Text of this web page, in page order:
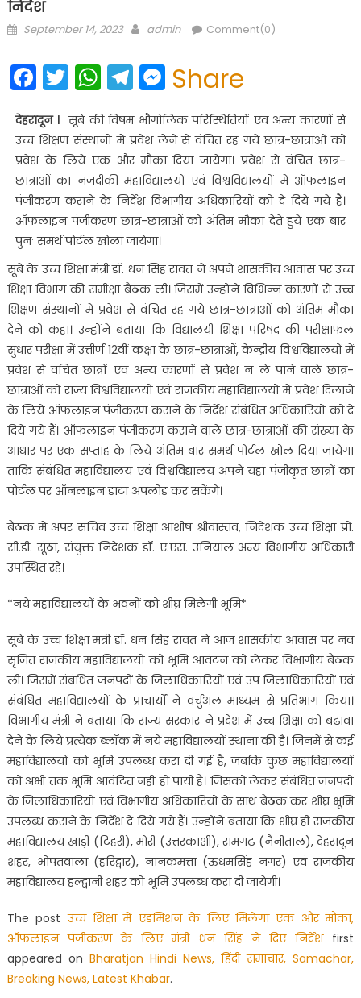
निर्देश
Posted
September 14, 2023 Author
admin Comment(0)
Facebook
Twitter
WhatsApp
Telegram
Messenger
Share
देहरादून । सूबे की विषम भौगोलिक परिस्थितियों एवं अन्य कारणों से
उच्च शिक्षण संस्थानों में प्रवेश लेने से वंचित रह गये छात्र-छात्राओं को
प्रवेश के लिये एक और मौका दिया जायेगा। प्रवेश से वंचित छात्र-
छात्राओं का नजदीकी महाविद्यालयों एवं विश्वविद्यालयों में ऑफलाइन
पंजीकरण कराने के निर्देश विभागीय अधिकारियों को दे दिये गये हैं।
ऑफलाइन पंजीकरण छात्र-छात्राओं को अंतिम मौका देते हुये एक बार
पुनः समर्थ पोर्टल खोला जायेगा।
सूबे के उच्च शिक्षा मंत्री डॉ. धन सिंह रावत ने अपने शासकीय आवास पर उच्च
शिक्षा विभाग की समीक्षा बैठक ली। जिसमें उन्होंने विभिन्न कारणों से उच्च
शिक्षण संस्थानों में प्रवेश से वंचित रह गये छात्र-छात्राओं को अंतिम मौका
देने को कहा। उन्होंने बताया कि विद्यालयी शिक्षा परिषद की परीक्षाफल
सुधार परीक्षा में उत्तीर्ण 12वीं कक्षा के छात्र-छात्राओं, केन्द्रीय विश्वविद्यालयों में
प्रवेश से वंचित छात्रों एवं अन्य कारणों से प्रवेश न ले पाने वाले छात्र-
छात्राओं को राज्य विश्वविद्यालयों एवं राजकीय महाविद्यालयों में प्रवेश दिलाने
के लिये ऑफलाइन पंजीकरण कराने के निर्देश संबंधित अधिकारियों को दे
दिये गये हैं। ऑफलाइन पंजीकरण कराने वाले छात्र-छात्राओं की संख्या के
आधार पर एक सप्ताह के लिये अंतिम बार समर्थ पोर्टल खोल दिया जायेगा
ताकि संबंधित महाविद्यालय एवं विश्वविद्यालय अपने यहां पंजीकृत छात्रों का
पोर्टल पर ऑनलाइन डाटा अपलोड कर सकेंगे।
बैठक में अपर सचिव उच्च शिक्षा आशीष श्रीवास्तव, निदेशक उच्च शिक्षा प्रो.
सी.डी. सूंठा, संयुक्त निदेशक डॉ. ए.एस. उनियाल अन्य विभागीय अधिकारी
उपस्थित रहे।
*नये महाविद्यालयों के भवनों को शीघ्र मिलेगी भूमि*
सूबे के उच्च शिक्षा मंत्री डॉ. धन सिंह रावत ने आज शासकीय आवास पर नव
सृजित राजकीय महाविद्यालयों को भूमि आवंटन को लेकर विभागीय बैठक
ली। जिसमें संबंधित जनपदों के जिलाधिकारियों एवं उप जिलाधिकारियों एवं
संबंधित महाविद्यालयों के प्राचार्यों ने वर्चुअल माध्यम से प्रतिभाग किया।
विभागीय मंत्री ने बताया कि राज्य सरकार ने प्रदेश में उच्च शिक्षा को बढ़ावा
देने के लिये प्रत्येक ब्लॉक में नये महाविद्यालयों स्थाना की है। जिनमें से कई
महाविद्यालयों को भूमि उपलब्ध करा दी गई है, जबकि कुछ महाविद्यालयों
को अभी तक भूमि आवंटित नहीं हो पायी है। जिसको लेकर संबंधित जनपदों
के जिलाधिकारियों एवं विभागीय अधिकारियों के साथ बैठक कर शीघ्र भूमि
उपलब्ध कराने के निर्देश दे दिये गये हैं। उन्होंने बताया कि शीघ्र ही राजकीय
महाविद्यालय खाड़ी (टिहरी), मोरी (उत्तरकाशी), रामगढ़ (नैनीताल), देहरादून
शहर, भोपतवाला (हरिद्वार), नानकमत्ता (ऊधमसिंह नगर) एवं राजकीय
महाविद्यालय हल्द्वानी शहर को भूमि उपलब्ध करा दी जायेगी।
The postउच्च शिक्षा में एडमिशन के लिए मिलेगा एक और मौका,
ऑफलाइन पंजीकरण के लिए मंत्री धन सिंह ने दिए निर्देशfirst
appeared on Bharatjan Hindi News, हिंदी समाचार, Samachar,
Breaking News, Latest Khabar.